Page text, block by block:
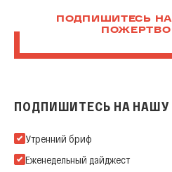
ПОДПИШИТЕСЬ
ПОДПИШИТЕСЬ НА НАШУ
Подпишитесь на нашу Email-
Утренний бриф
Еженедельный дайджест